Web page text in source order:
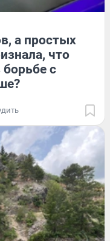
а простых
что
борьбе с